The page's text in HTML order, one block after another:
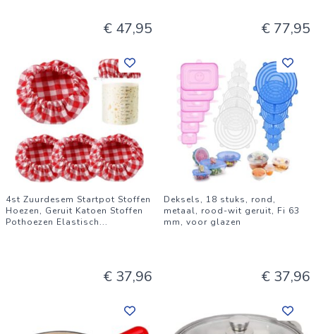
€ 47,95 € 77,95
4st Zuurdesem Startpot Stoffen
Hoezen, Geruit Katoen Stoffen
Pothoezen Elastisch...
€ 37,96
Deksels, 18 stuks, rond,
metaal, rood-wit geruit, Fi 63
mm, voor glazen
€ 37,96